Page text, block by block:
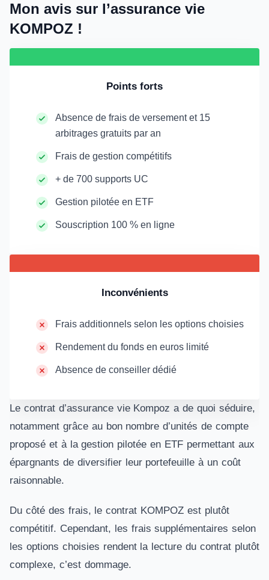
Mon avis sur l’assurance vie
KOMPOZ !
Points forts
Absence de frais de versement et 15
arbitrages gratuits par an
Frais de gestion compétitifs
+ de 700 supports UC
Gestion pilotée en ETF
Souscription 100 % en ligne
Inconvénients
Frais additionnels selon les options choisies
Rendement du fonds en euros limité
Absence de conseiller dédié
Le contrat d’assurance vie Kompoz a de quoi séduire,
notamment grâce au bon nombre d’unités de compte
proposé et à la gestion pilotée en ETF permettant aux
épargnants de diversifier leur portefeuille à un coût
raisonnable.
Du côté des frais, le contrat KOMPOZ est plutôt
compétitif. Cependant, les frais supplémentaires selon
les options choisies rendent la lecture du contrat plutôt
complexe, c’est dommage.